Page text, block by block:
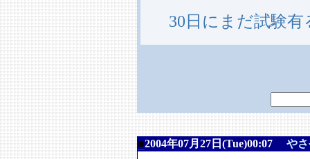
30日にまだ試験
■2004年07月27日(Tue)00:07 や